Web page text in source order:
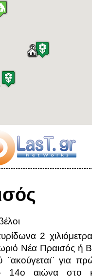
2
Νέα Πραισός ή
¨ακούγεται¨ για
αιώνα στο